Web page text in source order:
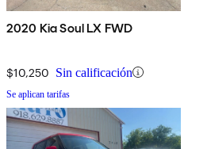
2020 Kia Soul LX FWD
$10,250 Sin calificación
Se aplican tarifas